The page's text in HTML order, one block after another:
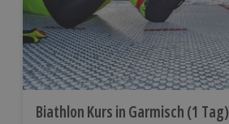
Biathlon Kurs in Garmisch (1 Tag)